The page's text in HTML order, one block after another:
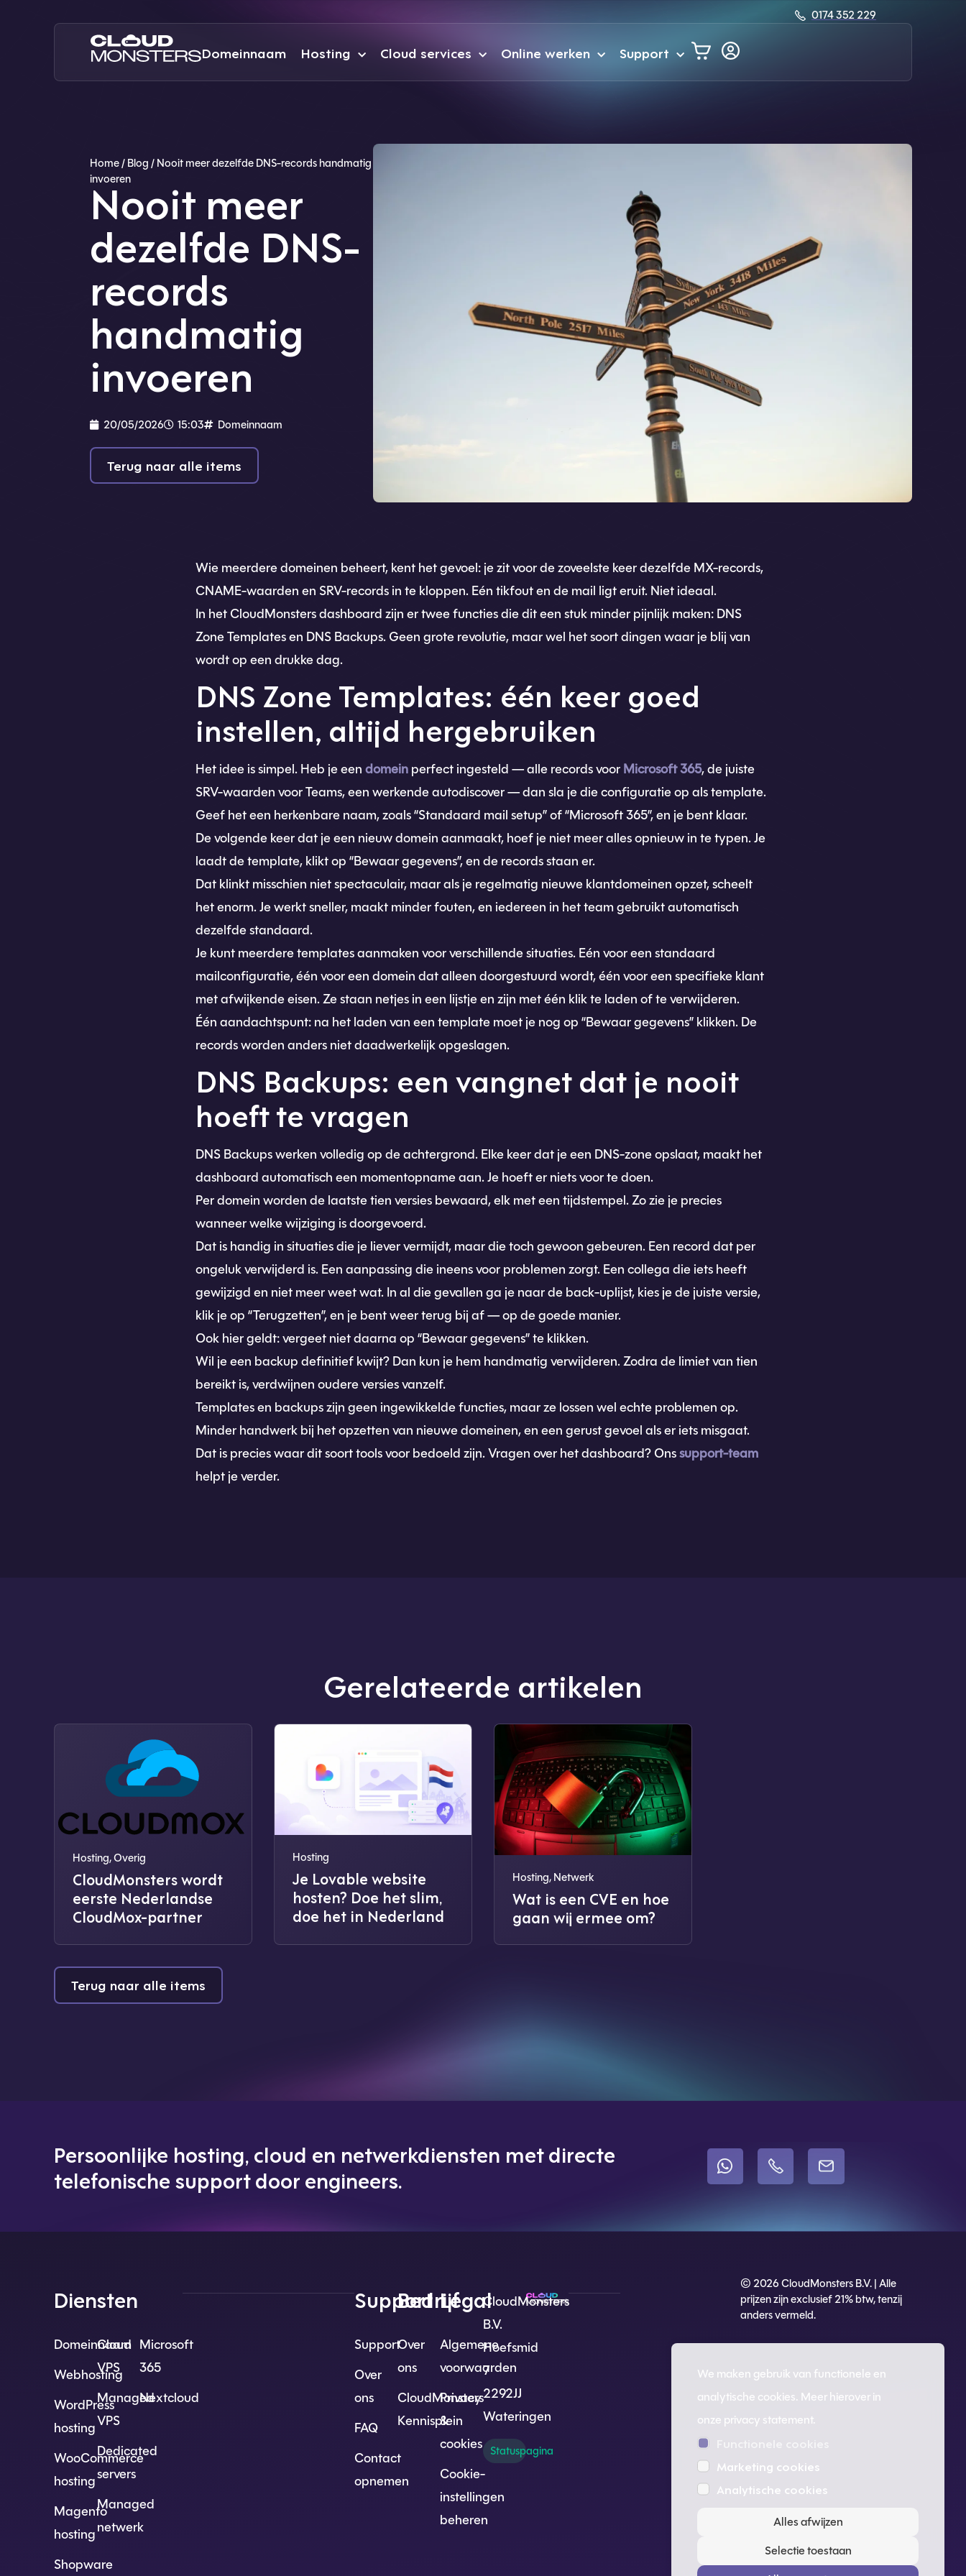
0174 352 229
Domeinnaam Hosting Cloud services Online werken Support
Home/Blog/Nooit meer dezelfde DNS-records handmatig
invoeren
Nooit meer
dezelfde DNS-
records
handmatig
invoeren
20/05/2026 15:03 Domeinnaam
Terug naar alle items
Wie meerdere domeinen beheert, kent het gevoel: je zit voor de zoveelste keer dezelfde MX-records,
CNAME-waarden en SRV-records in te kloppen. Eén tikfout en de mail ligt eruit. Niet ideaal.
In het CloudMonsters dashboard zijn er twee functies die dit een stuk minder pijnlijk maken: DNS
Zone Templates en DNS Backups. Geen grote revolutie, maar wel het soort dingen waar je blij van
wordt op een drukke dag.
DNS Zone Templates: één keer goed
instellen, altijd hergebruiken
Het idee is simpel. Heb je eendomeinperfect ingesteld — alle records voorMicrosoft 365, de juiste
SRV-waarden voor Teams, een werkende autodiscover — dan sla je die configuratie op als template.
Geef het een herkenbare naam, zoals “Standaard mail setup” of “Microsoft 365”, en je bent klaar.
De volgende keer dat je een nieuw domein aanmaakt, hoef je niet meer alles opnieuw in te typen. Je
laadt de template, klikt op “Bewaar gegevens”, en de records staan er.
Dat klinkt misschien niet spectaculair, maar als je regelmatig nieuwe klantdomeinen opzet, scheelt
het enorm. Je werkt sneller, maakt minder fouten, en iedereen in het team gebruikt automatisch
dezelfde standaard.
Je kunt meerdere templates aanmaken voor verschillende situaties. Eén voor een standaard
mailconfiguratie, één voor een domein dat alleen doorgestuurd wordt, één voor een specifieke klant
met afwijkende eisen. Ze staan netjes in een lijstje en zijn met één klik te laden of te verwijderen.
Één aandachtspunt: na het laden van een template moet je nog op “Bewaar gegevens” klikken. De
records worden anders niet daadwerkelijk opgeslagen.
DNS Backups: een vangnet dat je nooit
hoeft te vragen
DNS Backups werken volledig op de achtergrond. Elke keer dat je een DNS-zone opslaat, maakt het
dashboard automatisch een momentopname aan. Je hoeft er niets voor te doen.
Per domein worden de laatste tien versies bewaard, elk met een tijdstempel. Zo zie je precies
wanneer welke wijziging is doorgevoerd.
Dat is handig in situaties die je liever vermijdt, maar die toch gewoon gebeuren. Een record dat per
ongeluk verwijderd is. Een aanpassing die ineens voor problemen zorgt. Een collega die iets heeft
gewijzigd en niet meer weet wat. In al die gevallen ga je naar de back-uplijst, kies je de juiste versie,
klik je op “Terugzetten”, en je bent weer terug bij af — op de goede manier.
Ook hier geldt: vergeet niet daarna op “Bewaar gegevens” te klikken.
Wil je een backup definitief kwijt? Dan kun je hem handmatig verwijderen. Zodra de limiet van tien
bereikt is, verdwijnen oudere versies vanzelf.
Templates en backups zijn geen ingewikkelde functies, maar ze lossen wel echte problemen op.
Minder handwerk bij het opzetten van nieuwe domeinen, en een gerust gevoel als er iets misgaat.
Dat is precies waar dit soort tools voor bedoeld zijn. Vragen over het dashboard? Onssupport-team
helpt je verder.
Gerelateerde artikelen
Hosting,Overig
CloudMonsters wordt
eerste Nederlandse
CloudMox-partner
Hosting
Je Lovable website
hosten? Doe het slim,
doe het in Nederland
Hosting,Netwerk
Wat is een CVE en hoe
gaan wij ermee om?
Terug naar alle items
Persoonlijke hosting, cloud en netwerkdiensten met directe
telefonische support door engineers.
Diensten
Domeinnaam
Webhosting
WordPress
hosting
WooCommerce
hosting
Magento
hosting
Shopware
Cloud
VPS
Managed
VPS
Dedicated
servers
Managed
netwerk
Microsoft
365
Nextcloud
Support
Support
Over
ons
FAQ
Contact
opnemen
Bedrijf
Over
ons
CloudMonsters
Kennisplein
Legal
Algemene
voorwaarden
Privacy
&
cookies
Cookie-
instellingen
beheren
CloudMonsters
B.V.
Hoefsmid
7
2292JJ
Wateringen
Statuspagina
© 2026 CloudMonsters B.V. | Alle
prijzen zijn exclusief 21% btw, tenzij
anders vermeld.
We maken gebruik van functionele en
analytische cookies. Meer hierover in
onze privacy statement.
Marketing cookies
Analytische cookies
Alles afwijzen
Selectie toestaan